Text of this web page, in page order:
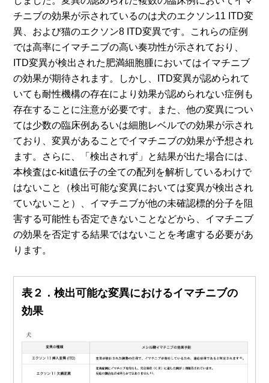
チニブの効果が示されているのは犬のエクソン11 ITD変
異、および猫のエクソン8 ITD変異です。これらの症例
では高率にイマチニブの高い奏功性が示されており、
ITD変異が検出された肥満細胞腫においてはイマチニブ
の効果が期待されます。しかし、ITD変異が認められて
いても耐性機構の存在により効果が認められない症例も
存在することに注意が必要です。また、他の変異につい
ては少数の臨床例あるいは細胞レベルでの効果が示され
ており、変異があることでイマチニブの効果が予想され
ます。さらに、「検出されず」と結果が出た場合には、
本検査はc-kit遺伝子の全ての配列を解析しているわけで
はないこと（検出可能な変異においては変異が検出され
ていないこと）、イマチニブが他の未確認標的分子を阻
害する可能性も否定できないことなどから、イマチニブ
の効果を否定する結果ではないことを考慮する必要があ
ります。
表２．検出可能な変異におけるイマチニブの
効果